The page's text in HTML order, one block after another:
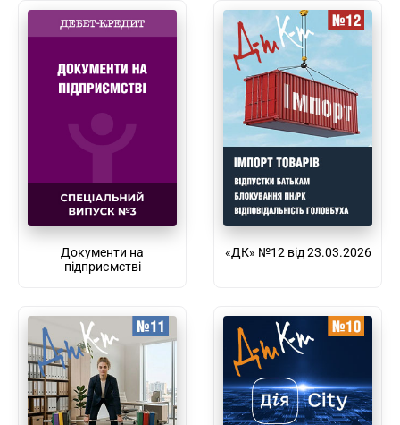
Документи на
підприємстві
«ДК» №12 від 23.03.2026